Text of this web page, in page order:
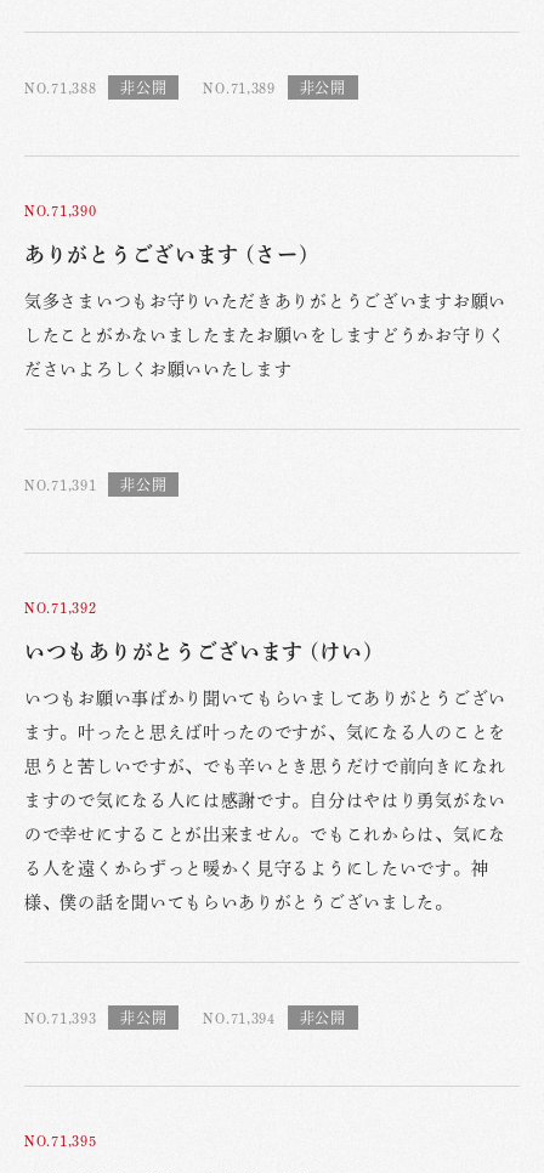
NO.71,388 NO.71,389
NO.71,390
ありがとうございます (さー)
気多さまいつもお守りいただきありがとうございますお願い
したことがかないましたまたお願いをしますどうかお守りく
ださいよろしくお願いいたします
NO.71,391
NO.71,392
いつもありがとうございます (けい)
いつもお願い事ばかり聞いてもらいましてありがとうござい
ます。叶ったと思えば叶ったのですが、気になる人のことを
思うと苦しいですが、でも辛いとき思うだけで前向きになれ
ますので気になる人には感謝です。自分はやはり勇気がない
ので幸せにすることが出来ません。でもこれからは、気にな
る人を遠くからずっと暖かく見守るようにしたいです。神
様、僕の話を聞いてもらいありがとうございました。
NO.71,393 NO.71,394
NO.71,395